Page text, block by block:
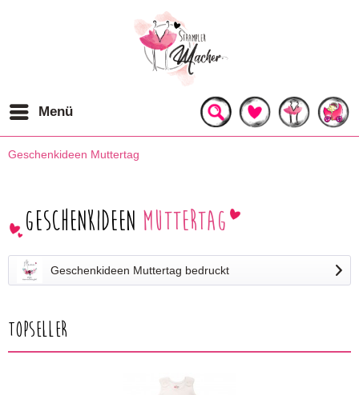
Menü
Geschenkideen Muttertag
Geschenkideen Muttertag
Geschenkideen Muttertag bedruckt
Topseller